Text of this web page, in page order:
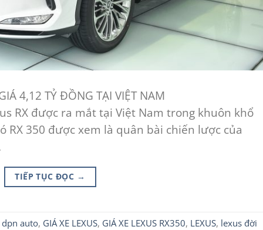
4,12 TỶ ĐỒNG TẠI VIỆT NAM
RX được ra mắt tại Việt Nam trong khuôn khổ
RX 350 được xem là quân bài chiến lược của
TIẾP TỤC ĐỌC →
dpn auto, GIÁ XE LEXUS, GIÁ XE LEXUS RX350, LEXUS, lexus đời